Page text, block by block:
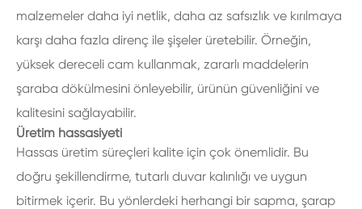
malzemeler daha iyi netlik, daha az safsızlık ve kırılmaya
karşı daha fazla direnç ile şişeler üretebilir. Örneğin,
yüksek dereceli cam kullanmak, zararlı maddelerin
şaraba dökülmesini önleyebilir, ürünün güvenliğini ve
kalitesini sağlayabilir.
Üretim hassasiyeti
Hassas üretim süreçleri kalite için çok önemlidir. Bu
doğru şekillendirme, tutarlı duvar kalınlığı ve uygun
bitirmek içerir. Bu yönlerdeki herhangi bir sapma, şarap